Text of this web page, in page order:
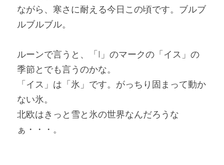
ながら、寒さに耐える今日この頃です。ブルブ
ルブルブル。
ルーンで言うと、「I」のマークの「イス」の
季節とでも言うのかな。
「イス」は「氷」です。がっちり固まって動か
ない氷。
北欧はきっと雪と氷の世界なんだろうな
ぁ・・・。